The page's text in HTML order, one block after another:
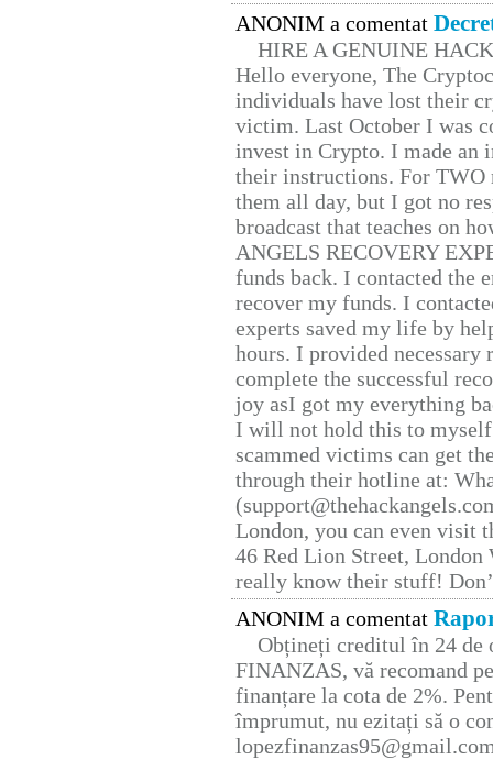
ANONIM a comentat
HIRE A GENUINE
Hello everyone, The
individuals have lost their
victim. Last October I was
invest in Crypto. I made
their instructions. For TWO
them all day, but I got no
broadcast that teaches on
ANGELS RECOVERY
funds back. I contacted the
recover my funds. I
experts saved my life by
hours. I provided
complete the successful
joy asI got my everything
I will not hold this to
scammed victims can get
through their hotline at:
London, you can even visit
46 Red Lion Street, London
really know their stuff!
ANONIM a comentat
Obțineți creditul în 24 de
FINANZAS, vă recomand
finanțare la cota de 2%.
împrumut, nu ezitați să o